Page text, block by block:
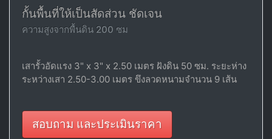
กั้นพื้นที่ให้เป็นสัดส่วน ชัดเจน
ความสูงจากพื้นดิน 200 ซม
เสารั้วอัดแรง 3" x 3" x 2.50 เมตร ฝังดิน 50 ซม. ระยะห่าง
ระหว่างเสา 2.50-3.00 เมตร ขึงลวดหนามจำนวน 9 เส้น
สอบถาม และประเมินราคา